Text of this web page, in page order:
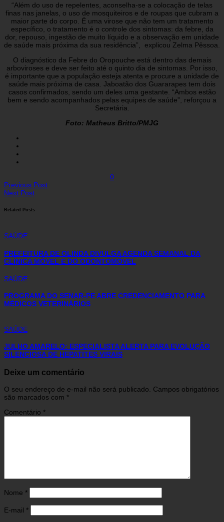
“Além do uso de repelentes, aconselha-se a colocação de telas
finas nas janelas, o uso de mosquiteiros e de roupas que cubram a
maior parte do corpo. É uma virose que não tem um tratamento
específico, o tratamento é o controle dos sintomas: da febre, da
dor, repouso, ingestão de muito líquido e a observação em unidade
de saúde mais próxima da sua residência”, explicou Zelma Pêssoa.
O diagnóstico da Febre do Oropouche está dentro das demais
arboviroses e deve ser feito até o quinto dia de sintomas. Por isso,
é importante que a população esteja atenta e procure a unidade de
saúde mais próxima de casa. Jaboatão dos Guararapes tem dois
casos confirmados, sendo um deles uma gestante. “Ambos estão
bem e sendo acompanhados pelas equipes de saúde”, reforçou a
Secretária.
Foto: Matheus Britto/PMJG
0
Previous Post
Next Post
Related Posts
SAÚDE
PREFEITURA DE OLINDA DIVULGA AGENDA SEMANAL DA
CLÍNICA MÓVEL E DO ODONTOMÓVEL
SAÚDE
PROGRAMA DO SENAR-PE ABRE CREDENCIAMENTO PARA
MÉDICOS VETERINÁRIOS
SAÚDE
JULHO AMARELO: ESPECIALISTA ALERTA PARA EVOLUÇÃO
SILENCIOSA DE HEPATITES VIRAIS
Deixe um comentário
O seu endereço de e-mail não será publicado. Campos obrigatórios
são marcados com *
Comentário *
Nome *
E-mail *